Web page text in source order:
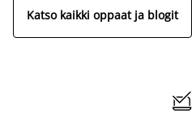
Katso kaikki oppaat ja blogit
